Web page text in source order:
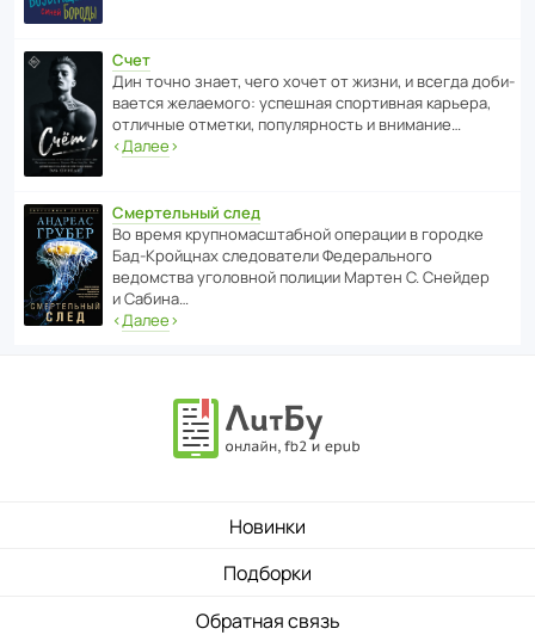
Счет
Дин точно знает, чего хочет от жизни, и всегда доби­
ва­ется жела­е­мого: успе­шная спор­ти­вная карьера,
отли­чные отметки, попу­ля­р­ность и внимание…
‹Далее›
Смертельный след
Во время круп­но­мас­ш­та­бной операции в городке
Бад‑Крой­цнах следо­ва­тели Феде­раль­ного
ведомства уголо­вной полиции Мартен С. Снейдер
и Сабина…
‹Далее›
Новинки
Подборки
Обратная связь